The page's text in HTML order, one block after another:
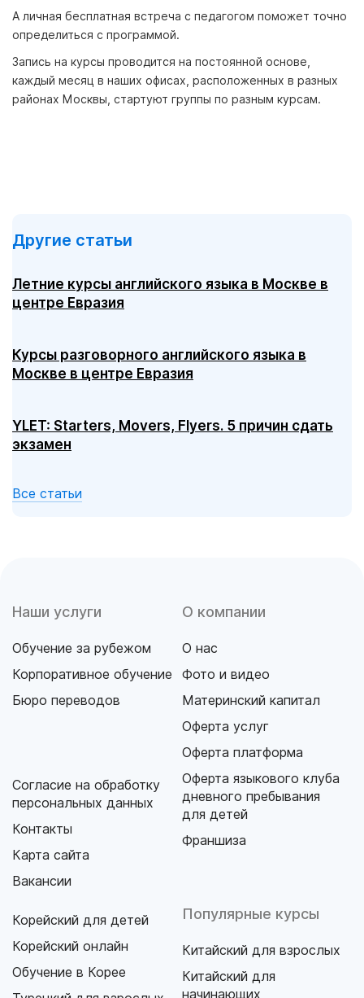
А личная бесплатная встреча с педагогом поможет точно
определиться с программой.
Запись на курсы проводится на постоянной основе,
каждый месяц в наших офисах, расположенных в разных
районах Москвы, стартуют группы по разным курсам.
Другие статьи
Летние курсы английского языка в Москве в
центре Евразия
Курсы разговорного английского языка в
Москве в центре Евразия
YLET: Starters, Movers, Flyers. 5 причин сдать
экзамен
Все статьи
Наши услуги
Обучение за рубежом
Корпоративное обучение
Бюро переводов
О компании
О нас
Фото и видео
Материнский капитал
Оферта услуг
Оферта платформа
Оферта языкового клуба
дневного пребывания
для детей
Франшиза
Согласие на обработку
персональных данных
Контакты
Карта сайта
Вакансии
Популярные курсы
Китайский для взрослых
Китайский для
начинающих
Корейский для детей
Корейский онлайн
Обучение в Корее